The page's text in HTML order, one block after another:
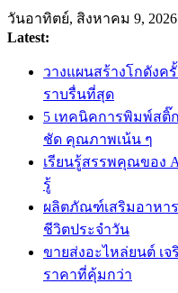
Skip
to
content
วันอาทิตย์, สิงหาคม 9, 2026
Latest:
วางแผนสร้างโกดังค
ราบรื่นที่สุด
5 เทคนิคการพิมพ์สติ๊
ชัด คุณภาพเน้น ๆ
เรียนรู้สรรพคุณของ
รู้
ผลิตภัณฑ์เสริมอาหา
ชีวิตประจำวัน
ขายส่งอะไหล่ยนต์ เ
ราคาที่คุ้มกว่า